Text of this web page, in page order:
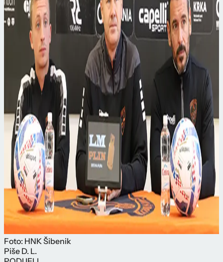
Foto: HNK Šibenik
Piše D. L.